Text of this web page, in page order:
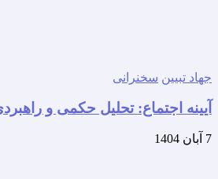
جهاد تبیین سخنرانی
آیینه اجتماع: تحلیل حکمی و
7 آبان 1404